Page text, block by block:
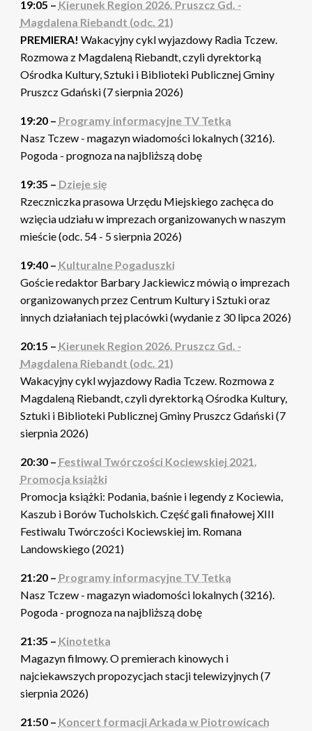
19:05 – Kierunek Region 2026. Pruszcz Gd. -
Magdalena Riebandt (odc. 21)
PREMIERA! Wakacyjny cykl wyjazdowy Radia Tczew.
Rozmowa z Magdaleną Riebandt, czyli dyrektorką
Ośrodka Kultury, Sztuki i Biblioteki Publicznej Gminy
Pruszcz Gdański (7 sierpnia 2026)
19:20 – Programy informacyjne TV Tetka
Nasz Tczew - magazyn wiadomości lokalnych (3216).
Pogoda - prognoza na najbliższą dobę
19:35 – Dzieje się
Rzeczniczka prasowa Urzędu Miejskiego zachęca do
wzięcia udziału w imprezach organizowanych w naszym
mieście (odc. 54 - 5 sierpnia 2026)
19:40 – Kulturalne Pogaduszki
Goście redaktor Barbary Jackiewicz mówią o imprezach
organizowanych przez Centrum Kultury i Sztuki oraz
innych działaniach tej placówki (wydanie z 30 lipca 2026)
20:15 – Kierunek Region 2026. Pruszcz Gd. -
Magdalena Riebandt (odc. 21)
Wakacyjny cykl wyjazdowy Radia Tczew. Rozmowa z
Magdaleną Riebandt, czyli dyrektorką Ośrodka Kultury,
Sztuki i Biblioteki Publicznej Gminy Pruszcz Gdański (7
sierpnia 2026)
20:30 – Festiwal Twórczości Kociewskiej 2021.
Promocja książki
Promocja książki: Podania, baśnie i legendy z Kociewia,
Kaszub i Borów Tucholskich. Część gali finałowej XIII
Festiwalu Twórczości Kociewskiej im. Romana
Landowskiego (2021)
21:20 – Programy informacyjne TV Tetka
Nasz Tczew - magazyn wiadomości lokalnych (3216).
Pogoda - prognoza na najbliższą dobę
21:35 – Kinotetka
Magazyn filmowy. O premierach kinowych i
najciekawszych propozycjach stacji telewizyjnych (7
sierpnia 2026)
21:50 – Koncert formacji Arkada w Piotrowicach